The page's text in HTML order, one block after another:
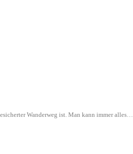
Wanderweg ist. Man kann immer alles…